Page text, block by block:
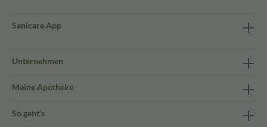
Sanicare App
Unternehmen
Meine Apotheke
So geht's